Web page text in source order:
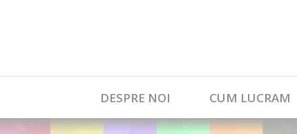
DESPRE NOI CUM LUCRAM